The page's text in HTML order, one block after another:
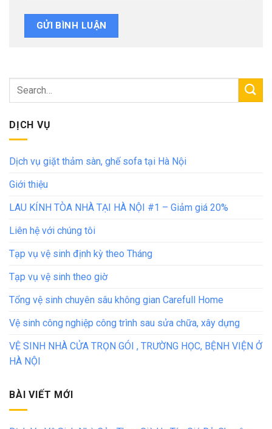
DỊCH VỤ
Dịch vụ giặt thảm sàn, ghế sofa tại Hà Nội
Giới thiệu
LAU KÍNH TÒA NHÀ TẠI HÀ NỘI #1 – Giảm giá 20%
Liên hệ với chúng tôi
Tạp vụ vệ sinh định kỳ theo Tháng
Tạp vụ vệ sinh theo giờ
Tổng vệ sinh chuyên sâu không gian Carefull Home
Vệ sinh công nghiệp công trình sau sửa chữa, xây dựng
VỆ SINH NHÀ CỬA TRỌN GÓI , TRƯỜNG HỌC, BỆNH VIỆN Ở
HÀ NỘI
BÀI VIẾT MỚI